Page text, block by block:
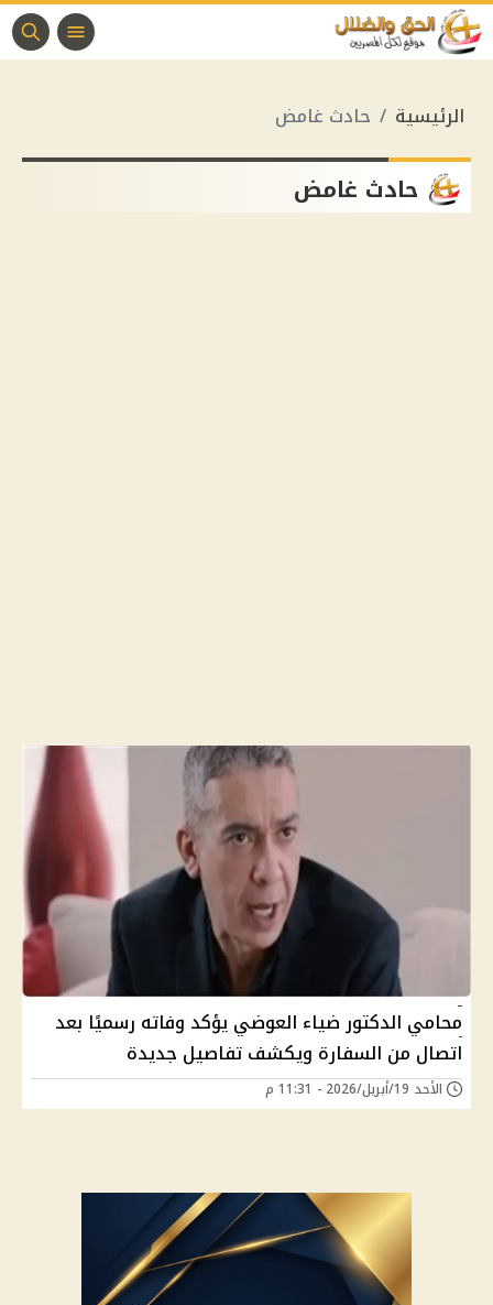
الرئيسية حادث غامض
حادث غامض
محامي الدكتور ضياء العوضي يؤكد وفاته رسميًا بعد
اتصال من السفارة ويكشف تفاصيل جديدة
الأحد 19/أبريل/2026 - 11:31 م